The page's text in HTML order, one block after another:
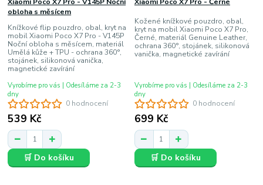
0 hodnocení
Xiaomi Poco X7 Pro - V145P Noční
obloha s měsícem
Knížkové flip pouzdro, obal, kryt na
mobil Xiaomi Poco X7 Pro - V145P
Noční obloha s měsícem, materiál
Umělá kůže + TPU - ochrana 360°,
stojánek, silikonová vanička,
magnetické zavírání
539 Kč
Vyrobíme pro vás | Odesíláme za 2-3
dny
🛒 Do košíku
0 hodnocení
Xiaomi Poco X7 Pro - Černé
Kožené knížkové pouzdro, obal,
kryt na mobil Xiaomi Poco X7 Pro,
Černé, materiál Genuine Leather,
ochrana 360°, stojánek, silikonová
vanička, magnetické zavírání
699 Kč
Vyrobíme pro vás | Odesíláme za 2-3
dny
🛒 Do košíku